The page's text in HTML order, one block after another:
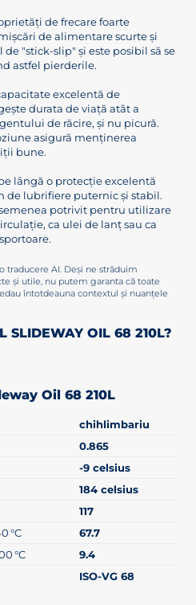
de frecare foarte
de alimentare scurte și
"stick-slip" și este posibil să se
astfel pierderile.
excelentă de
durata de viață atât a
de răcire, și nu picură.
asigură menținerea
bune.
lângă o protecție excelentă
de lubrifiere puternic și stabil.
potrivit pentru utilizare
ca ulei de lanț sau ca
traducere AI. Deși ne străduim
și utile, nu putem garanta că toate
întotdeauna contextul și nuanțele
SLIDEWAY OIL 68 210L?
Oil 68 210L
chihlimbariu
0.865
-9 celsius
184 celsius
117
°C
67.7
°C
9.4
ISO-VG 68